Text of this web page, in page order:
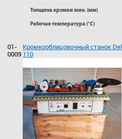
Толщина кромки мин. (мм)
Рабочая температура (°C)
01-
0009
Кромкооблицовочный станок
110